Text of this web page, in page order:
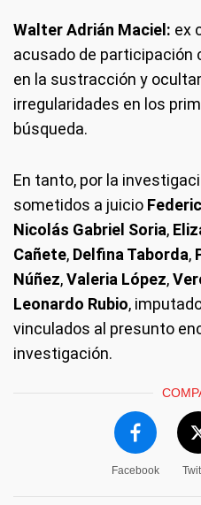
Walter Adrián Maciel: ex
acusado de participación
en la sustracción y
irregularidades en los
búsqueda.
En tanto, por la
sometidos a juicio
Nicolás Gabriel Soria,
Cañete, Delfina Taborda,
Núñez,Valeria López,
Leonardo Rubio,
vinculados al presunto
investigación.
Facebook